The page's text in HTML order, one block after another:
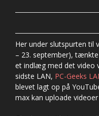
Her under slutspurten til
– 23. september),
et indlæg med det video
sidste LAN, PC-Geeks
blevet lagt op på
max kan uploade